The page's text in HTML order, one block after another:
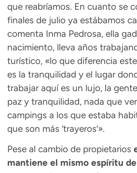
que reabríamos. En cuanto se
finales de julio ya estábamos
comenta Inma Pedrosa, ella
nacimiento, lleva años
turístico, «lo que diferencia
es la tranquilidad y el lugar
trabajar aquí es un lujo, la
paz y tranquilidad, nada que
campings a los que estaba
que son más ‘trayeros’».
Pese al cambio de propietarios
mantiene el mismo espíritu